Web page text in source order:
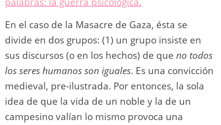
En el caso de la Masacre de Gaza, ésta se
divide en dos grupos: (1) un grupo insiste en
sus discursos (o en los hechos) de que no todos
los seres humanos son iguales. Es una convicción
medieval, pre-ilustrada. Por entonces, la sola
idea de que la vida de un noble y la de un
campesino valían lo mismo provoca una